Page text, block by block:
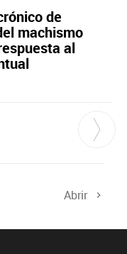
de
machismo
al
Abrir